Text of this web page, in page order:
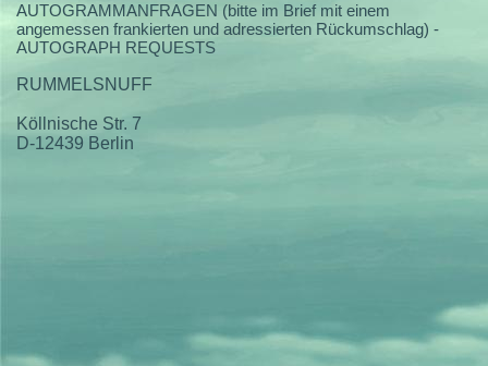
AUTOGRAMMANFRAGEN (bitte im Brief mit einem
angemessen frankierten und adressierten Rückumschlag) -
AUTOGRAPH REQUESTS
RUMMELSNUFF
Köllnische Str. 7
D-12439 Berlin